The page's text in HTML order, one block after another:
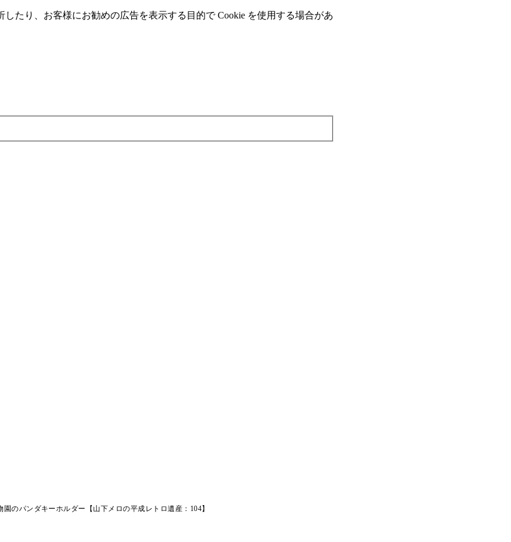
たり、お客様にお勧めの広告を表⽰する⽬的で Cookie を使⽤する場合があ
のパンダキーホルダー【山下メロの平成レトロ遺産：104】